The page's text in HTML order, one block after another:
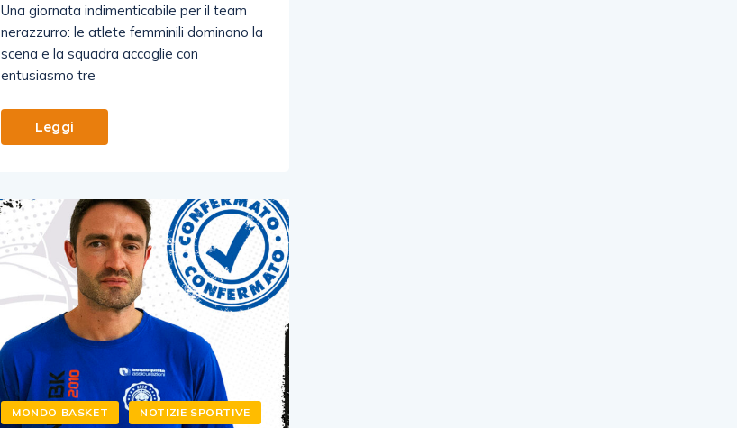
Una giornata indimenticabile per il team
nerazzurro: le atlete femminili dominano la
scena e la squadra accoglie con
entusiasmo tre
Leggi
MONDO BASKET NOTIZIE SPORTIVE